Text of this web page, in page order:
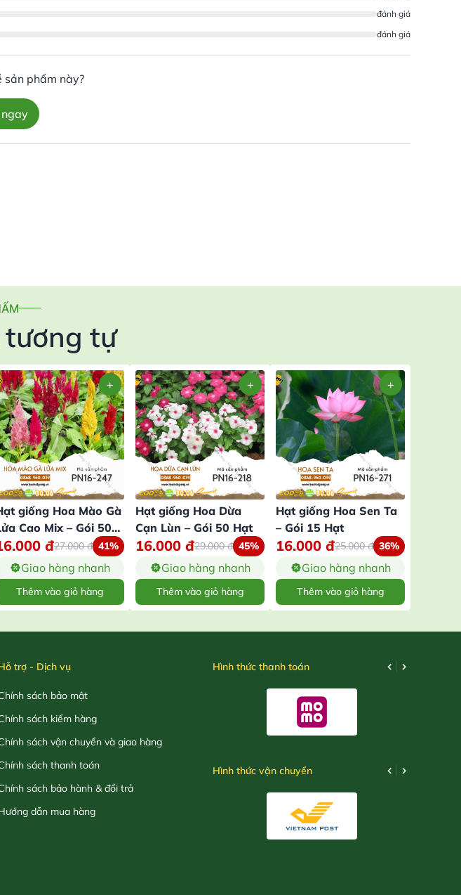
đánh giá
đánh giá
sản phẩm này?
tự
giống Hoa Mào Gà
Cao Mix – Gói 50
đ27.000đ 41%
Giao hàng nhanh
Thêm vào giỏ hàng
Hạt giống Hoa Dừa
Cạn Lùn – Gói 50 Hạt
16.000 đ29.000đ 45%
Giao hàng nhanh
Thêm vào giỏ hàng
Hạt giống Hoa Sen Ta
– Gói 15 Hạt
16.000 đ25.000đ 36%
Giao hàng nhanh
Thêm vào giỏ hàng
trợ - Dịch vụ
sách bảo mật
sách kiểm hàng
sách vận chuyển và giao hàng
sách thanh toán
sách bảo hành & đổi trả
dẫn mua hàng
Hình thức thanh toán
Hình thức vận chuyển